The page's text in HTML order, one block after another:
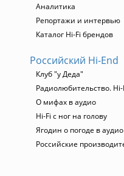
Аналитика
Репортажи и интервью
Каталог Hi-Fi брендов
Российский Hi-End
Клуб "у Деда"
Радиолюбительство. Hi-
О мифах в аудио
Hi-Fi с ног на голову
Ягодин о погоде в
Российские